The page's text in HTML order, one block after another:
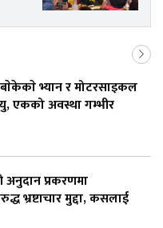
भ्यान र मोटरसाइकल
एकको अवस्था गम्भीर
प्रकरणमा
भ्रष्टाचार मुद्दा, कसलाई